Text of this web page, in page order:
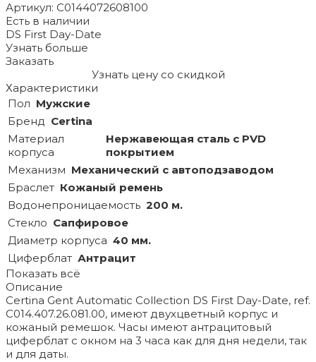
Артикул: C0144072608100
Есть в наличии
DS First Day-Date
Узнать больше
Заказать
Узнать цену со скидкой
Характеристики
Пол Мужские
Бренд Certina
Материал
корпуса
Нержавеющая сталь с PVD
покрытием
Механизм Механический с автоподзаводом
Браслет Кожаный ремень
Водонепроницаемость 200 м.
Стекло Сапфировое
Диаметр корпуса 40 мм.
Циферблат Антрацит
Показать всё
Описание
Certina Gent Automatic Collection DS First Day-Date, ref.
C014.407.26.081.00, имеют двухцветный корпус и
кожаный ремешок. Часы имеют антрацитовый
циферблат с окном на 3 часа как для дня недели, так
и для даты.